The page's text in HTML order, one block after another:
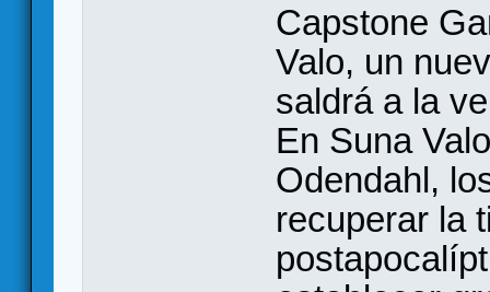
Capstone
Valo, un
saldrá a la
En Suna
Odendahl,
recuperar la